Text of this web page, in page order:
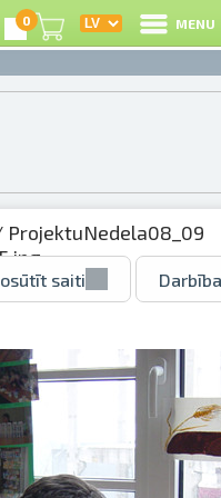
0 MENU
ProjektuNedela08_09
saiti